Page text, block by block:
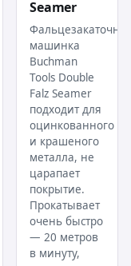
Seamer
машинка
Buchman
Tools Double
Falz Seamer
подходит для
оцинкованного
и крашеного
металла, не
царапает
покрытие.
Прокатывает
очень быстро
— 20 метров
в минуту,